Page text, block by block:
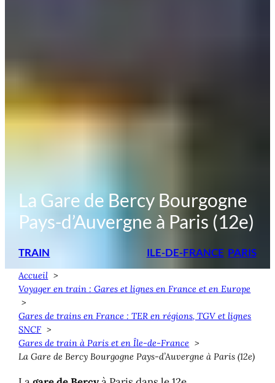
La Gare de Bercy Bourgogne
Pays-d’Auvergne à Paris (12e)
TRAIN ILE-DE-FRANCE PARIS
Accueil
Voyager en train : Gares et lignes en France et en Europe
Gares de trains en France : TER en régions, TGV et lignes
SNCF
Gares de train à Paris et en Île-de-France
La Gare de Bercy Bourgogne Pays-d’Auvergne à Paris (12e)